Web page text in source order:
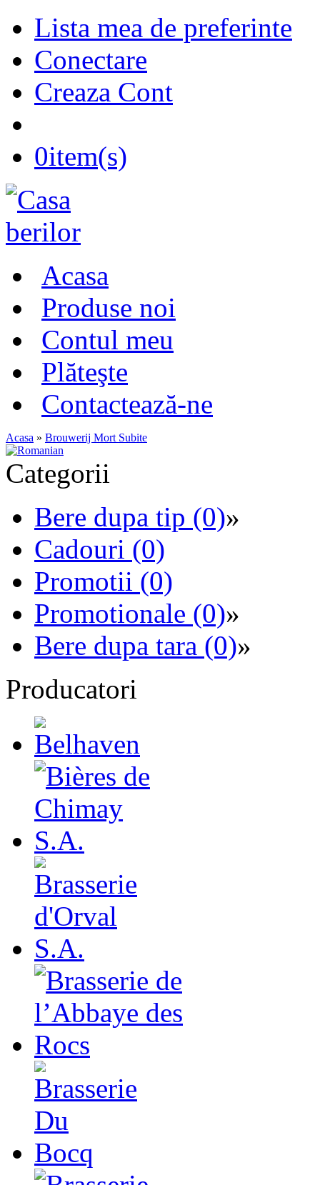
Lista mea de preferinte
Conectare
Creaza Cont
0item(s)
Acasa
Produse noi
Contul meu
Plăteşte
Contactează-ne
Acasa » Brouwerij Mort Subite
Categorii
Bere dupa tip (0)»
Cadouri (0)
Promotii (0)
Promotionale (0)»
Bere dupa tara (0)»
Producatori